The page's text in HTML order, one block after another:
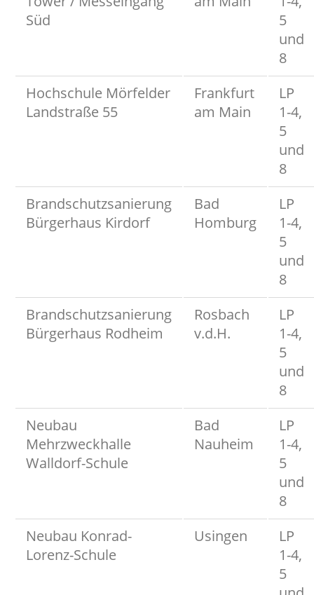
Süd
5
und
8
Hochschule Mörfelder
Landstraße 55
Frankfurt
am Main
LP
1-4,
5
und
8
Brandschutzsanierung
Bürgerhaus Kirdorf
Bad
Homburg
LP
1-4,
5
und
8
Brandschutzsanierung
Bürgerhaus Rodheim
Rosbach
v.d.H.
LP
1-4,
5
und
8
Neubau
Mehrzweckhalle
Walldorf-Schule
Bad
Nauheim
LP
1-4,
5
und
8
Neubau Konrad-
Lorenz-Schule
Usingen
LP
1-4,
5